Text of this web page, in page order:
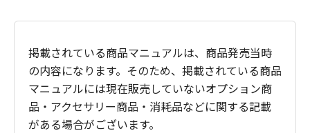
掲載されている商品マニュアルは、商品発売当時
の内容になります。そのため、掲載されている商品
マニュアルには現在販売していないオプション商
品・アクセサリー商品・消耗品などに関する記載
がある場合がございます。